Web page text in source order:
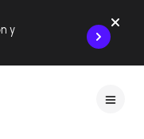
y